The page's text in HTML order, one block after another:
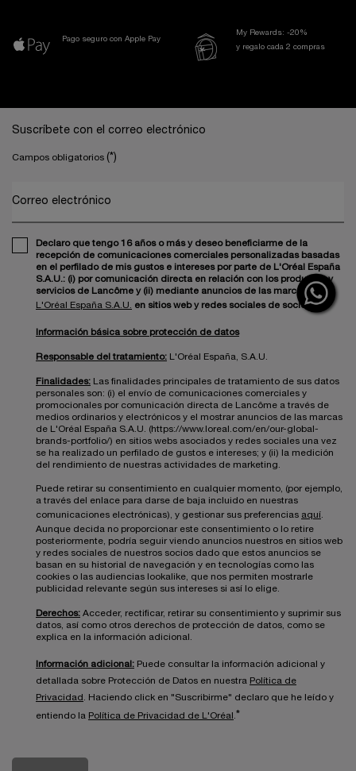
Pago seguro con Apple Pay
My Rewards: -20%
y regalo cada 2 compras
Suscríbete con el correo electrónico
Campos obligatorios (*)
Correo electrónico
Declaro que tengo 16 años o más y deseo beneficiarme de la
recepción de comunicaciones comerciales personalizadas basadas
en el perfilado de mis gustos e intereses por parte de L'Oréal España
S.A.U.: (i) por comunicación directa en relación con los productos y
servicios de Lancôme y (ii) mediante anuncios de las marcas de
L'Oréal España S.A.U.
en sitios web y redes sociales de socios.
Información básica sobre protección de datos
Responsable del tratamiento: L'Oréal España, S.A.U.
Finalidades: Las finalidades principales de tratamiento de sus datos
personales son: (i) el envío de comunicaciones comerciales y
promocionales por comunicación directa de Lancôme a través de
medios ordinarios y electrónicos y el mostrar anuncios de las marcas
de L'Oréal España S.A.U. (https://www.loreal.com/en/our-global-
brands-portfolio/) en sitios webs asociados y redes sociales una vez
se ha realizado un perfilado de gustos e intereses; y (ii) la medición
del rendimiento de nuestras actividades de marketing.
Puede retirar su consentimiento en cualquier momento, (por ejemplo,
a través del enlace para darse de baja incluido en nuestras
comunicaciones electrónicas), y gestionar sus preferencias aquí
Aunque decida no proporcionar este consentimiento o lo retire
posteriormente, podría seguir viendo anuncios nuestros en sitios web
y redes sociales de nuestros socios dado que estos anuncios se
basan en su historial de navegación y en tecnologías como las
cookies o las audiencias lookalike, que nos permiten mostrarle
publicidad relevante según sus intereses si así lo elige.
Derechos: Acceder, rectificar, retirar su consentimiento y suprimir sus
datos, así como otros derechos de protección de datos, como se
explica en la información adicional.
Información adicional: Puede consultar la información adicional y
detallada sobre Protección de Datos en nuestra Política de
Privacidad
. Haciendo click en "Suscribirme" declaro que he leído y
entiendo la Política de Privacidad de L'Oréal *